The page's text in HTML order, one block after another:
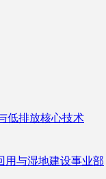
低排放核心技术
用与湿地建设事业部